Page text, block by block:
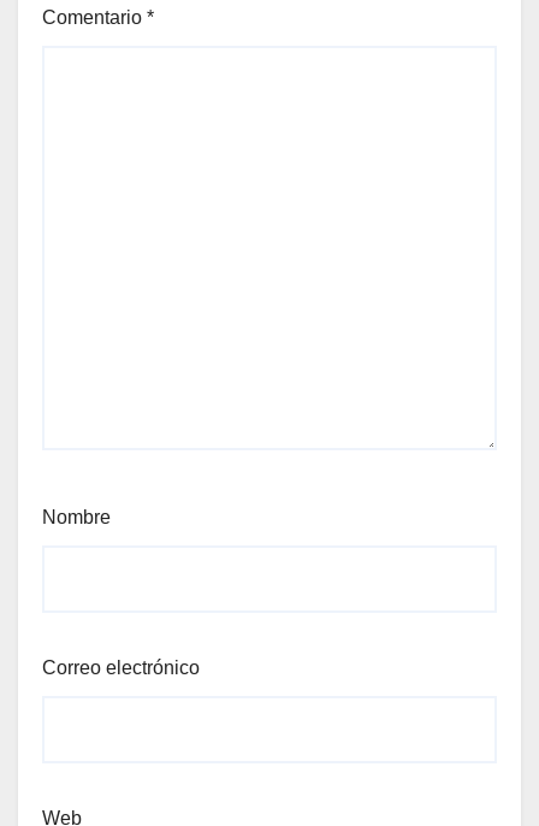
Comentario *
Nombre
Correo electrónico
Web